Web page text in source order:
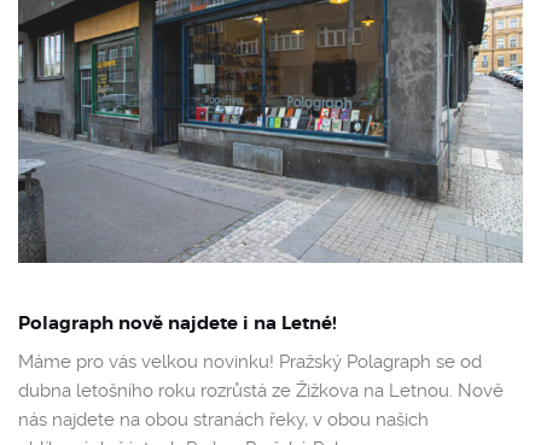
Polagraph nově najdete i na Letné!
Máme pro vás velkou novinku! Pražský Polagraph se od
dubna letošního roku rozrůstá ze Žižkova na Letnou. Nově
nás najdete na obou stranách řeky, v obou našich